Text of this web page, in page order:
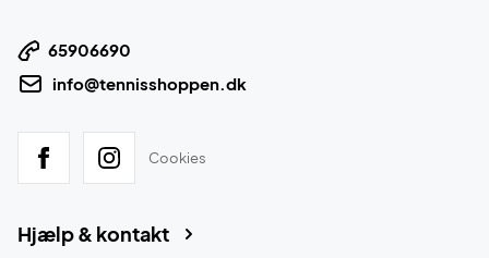
65906690
info@tennisshoppen.dk
Cookies
Hjælp & kontakt